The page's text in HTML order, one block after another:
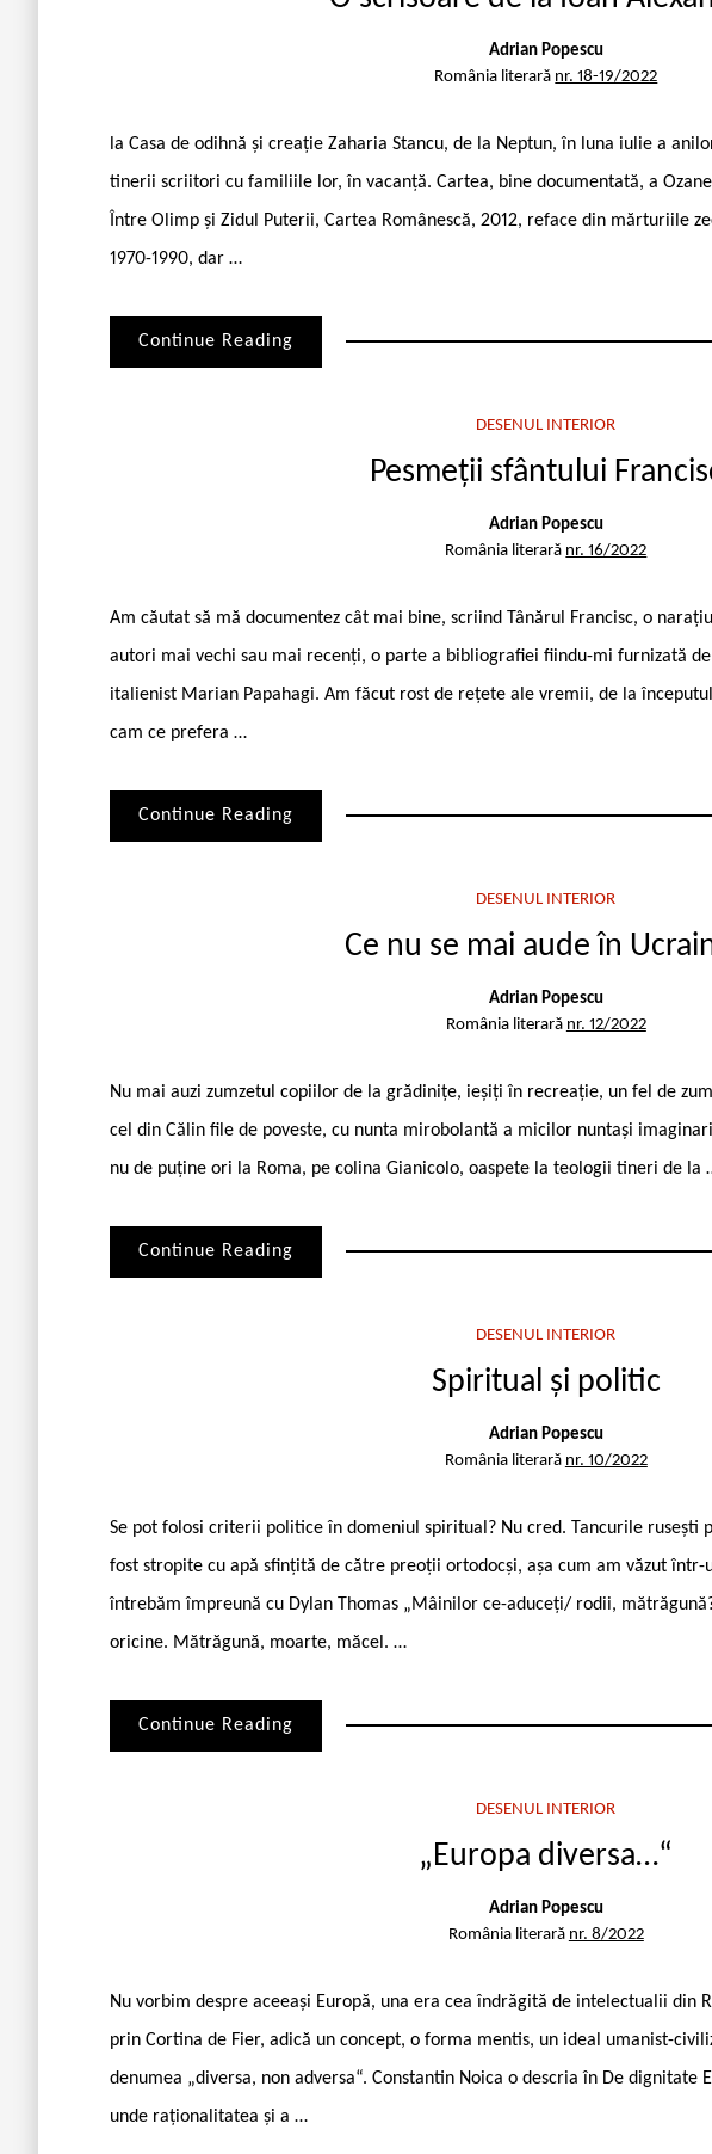
Adrian Popescu
România literară nr. 18-19/2022
la Casa de odihnă și creație Zaharia Stancu, de la Neptun, în luna iulie a
tinerii scriitori cu familiile lor, în vacanță. Cartea, bine documentată, a
Între Olimp și Zidul Puterii, Cartea Românescă, 2012, reface din mărturiile
1970-1990, dar …
Continue Reading
DESENUL INTERIOR
Pesmeții sfântului
Adrian Popescu
România literară nr. 16/2022
Am căutat să mă documentez cât mai bine, scriind Tânărul Francisc, o
autori mai vechi sau mai recenți, o parte a bibliografiei fiindu-mi furnizată
italienist Marian Papahagi. Am făcut rost de rețete ale vremii, de la
cam ce prefera …
Continue Reading
DESENUL INTERIOR
Ce nu se mai aude în
Adrian Popescu
România literară nr. 12/2022
Nu mai auzi zumzetul copiilor de la grădinițe, ieșiți în recreație, un fel de
cel din Călin file de poveste, cu nunta mirobolantă a micilor nuntași
nu de puține ori la Roma, pe colina Gianicolo, oaspete la teologii tineri de la
Continue Reading
DESENUL INTERIOR
Spiritual și politic
Adrian Popescu
România literară nr. 10/2022
Se pot folosi criterii politice în domeniul spiritual? Nu cred. Tancurile
fost stropite cu apă sfințită de către preoții ortodocși, așa cum am văzut într-
întrebăm împreună cu Dylan Thomas „Mâinilor ce-aduceți/ rodii,
oricine. Mătrăgună, moarte, măcel. …
Continue Reading
DESENUL INTERIOR
„Europa diversa…“
Adrian Popescu
România literară nr. 8/2022
Nu vorbim despre aceeași Europă, una era cea îndrăgită de intelectualii din
prin Cortina de Fier, adică un concept, o forma mentis, un ideal umanist-
denumea „diversa, non adversa“. Constantin Noica o descria în De dignitate
unde raționalitatea și a …